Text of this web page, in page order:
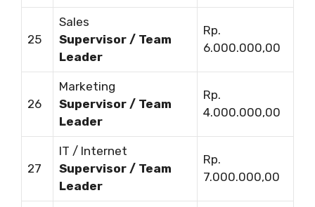
25
Sales
Supervisor / Team
Leader
Rp.
6.000.000,00
26
Marketing
Supervisor / Team
Leader
Rp.
4.000.000,00
27
IT / Internet
Supervisor / Team
Leader
Rp.
7.000.000,00